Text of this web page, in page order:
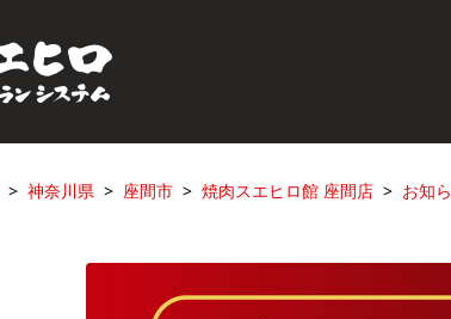
神奈川県 座間市 焼肉スエヒロ館 座間店 お知